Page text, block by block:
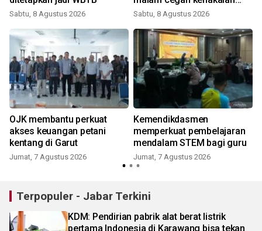
Sabtu, 8 Agustus 2026
pelajar
Sabtu, 8 Agustus 2026
OJK membantu perkuat
akses keuangan petani
kentang di Garut
Jumat, 7 Agustus 2026
Kemendikdasmen
memperkuat pembelajaran
mendalam STEM bagi guru
Jumat, 7 Agustus 2026
Terpopuler - Jabar Terkini
KDM: Pendirian pabrik alat berat listrik
pertama Indonesia di Karawang bisa tekan